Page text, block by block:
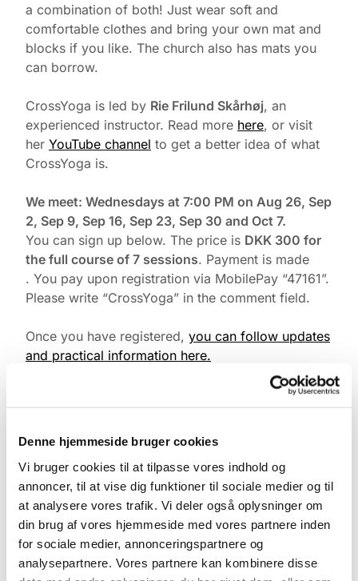
Denne hjemmeside bruger cookies
Vi bruger cookies til at tilpasse vores indhold og
annoncer, til at vise dig funktioner til sociale medier og til
at analysere vores trafik. Vi deler også oplysninger om
din brug af vores hjemmeside med vores partnere inden
for sociale medier, annonceringspartnere og
analysepartnere. Vores partnere kan kombinere disse
a combination of both! Just wear soft and
comfortable clothes and bring your own mat and
blocks if you like. The church also has mats you
can borrow.
CrossYoga is led by Rie Frilund Skårhøj, an
experienced instructor. Read more here, or visit
her YouTube channel to get a better idea of what
CrossYoga is.
We meet: Wednesdays at 7:00 PM on Aug 26, Sep
2, Sep 9, Sep 16, Sep 23, Sep 30 and Oct 7.
You can sign up below. The price is DKK 300 for
the full course of 7 sessions. Payment is made
. You pay upon registration via MobilePay “47161”.
Please write “CrossYoga” in the comment field.
Once you have registered, you can follow updates
and practical information here.
The class may be conducted in English if needed.